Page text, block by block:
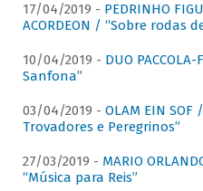
17/04/2019 - PEDRINHO
ACORDEON / “Sobre rodas
10/04/2019 - DUO
Sanfona”
03/04/2019 - OLAM EIN SOF
Trovadores e Peregrinos”
27/03/2019 - MARIO
“Música para Reis”